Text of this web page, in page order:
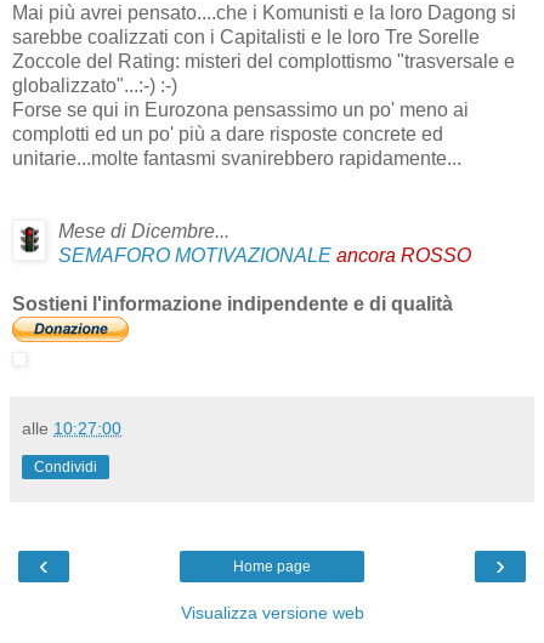
Mai più avrei pensato....che i Komunisti e la loro Dagong si
sarebbe coalizzati con i Capitalisti e le loro Tre Sorelle
Zoccole del Rating: misteri del complottismo "trasversale e
globalizzato"...:-) :-)
Forse se qui in Eurozona pensassimo un po' meno ai
complotti ed un po' più a dare risposte concrete ed
unitarie...molte fantasmi svanirebbero rapidamente...
Mese di Dicembre...
SEMAFORO MOTIVAZIONALE ancora ROSSO
Sostieni l'informazione indipendente e di qualità
alle 10:27:00
Condividi
‹ ›
Home page
Visualizza versione web